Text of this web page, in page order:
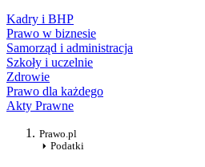
Kadry i BHP
Prawo w biznesie
Samorząd i administracja
Szkoły i uczelnie
Zdrowie
Prawo dla każdego
Akty Prawne
Prawo.pl
Podatki